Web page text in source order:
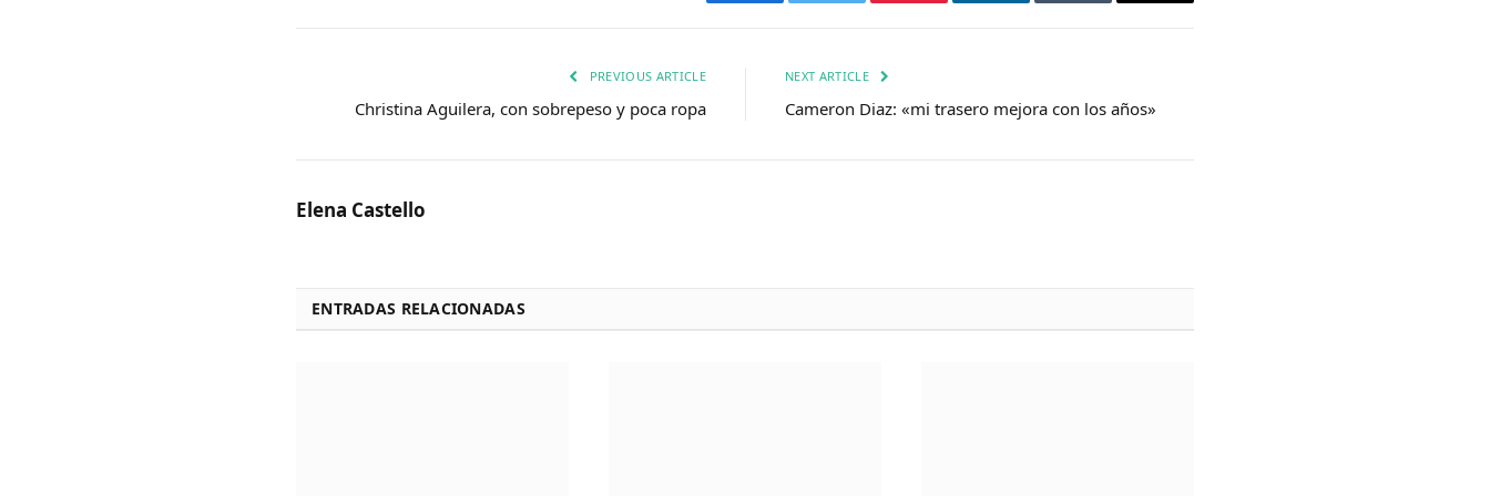
PREVIOUS ARTICLE
Christina Aguilera, con sobrepeso y poca ropa
NEXT ARTICLE
Cameron Diaz: «mi trasero mejora con los años»
Elena Castello
ENTRADAS RELACIONADAS